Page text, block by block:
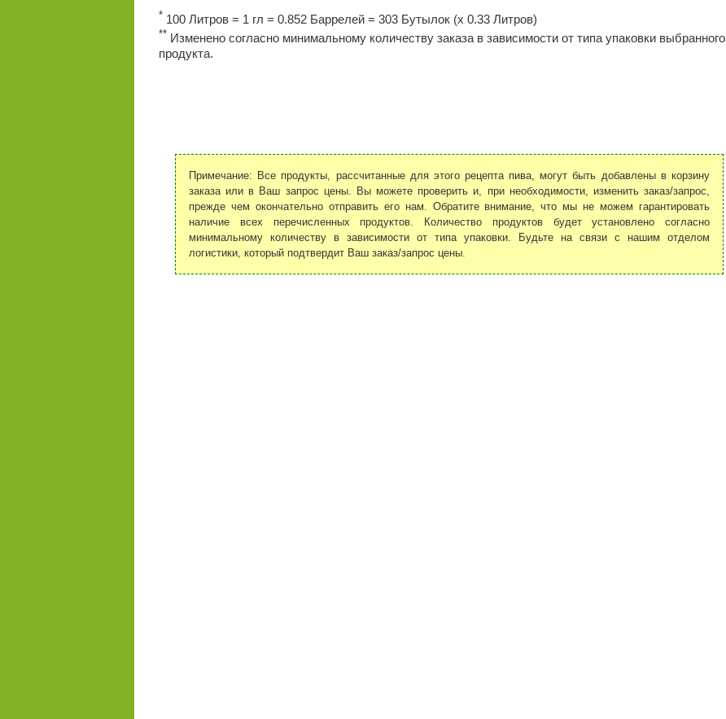
* 100 Литров = 1 гл = 0.852 Баррелей = 303 Бутылок (x 0.33 Литров)
** Изменено согласно минимальному количеству заказа в зависимости от типа упаковки выбранного
продукта.
Примечание: Все продукты, рассчитанные для этого рецепта пива, могут быть добавлены в корзину
заказа или в Ваш запрос цены. Вы можете проверить и, при необходимости, изменить заказ/запрос,
прежде чем окончательно отправить его нам. Обратите внимание, что мы не можем гарантировать
наличие всех перечисленных продуктов. Количество продуктов будет установлено согласно
минимальному количеству в зависимости от типа упаковки. Будьте на связи с нашим отделом
логистики, который подтвердит Ваш заказ/запрос цены.